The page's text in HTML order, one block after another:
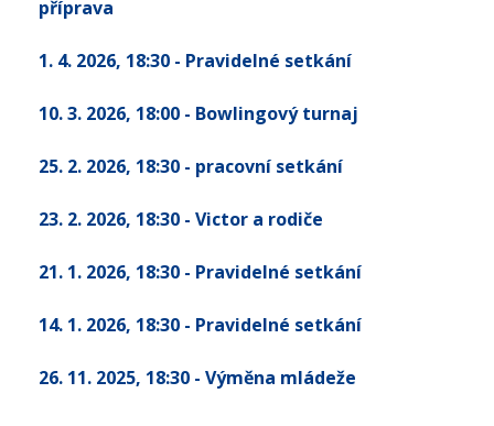
příprava
1. 4. 2026, 18:30 - Pravidelné setkání
10. 3. 2026, 18:00 - Bowlingový turnaj
25. 2. 2026, 18:30 - pracovní setkání
23. 2. 2026, 18:30 - Victor a rodiče
21. 1. 2026, 18:30 - Pravidelné setkání
14. 1. 2026, 18:30 - Pravidelné setkání
26. 11. 2025, 18:30 - Výměna mládeže